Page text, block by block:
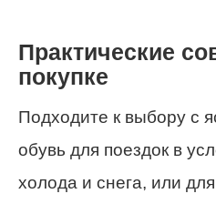
Практические
покупке
Подходите к выбору с
обувь для поездок в
холода и снега, или